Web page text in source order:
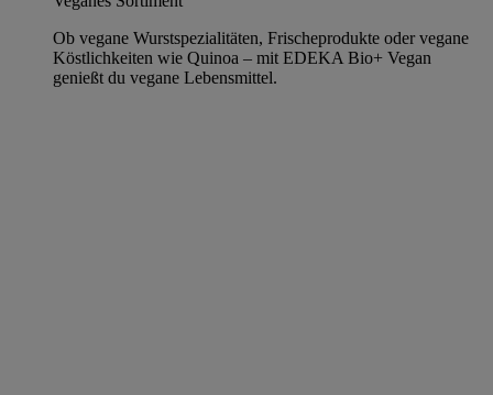
Ob vegane Wurstspezialitäten, Frischeprodukte oder vegane
Köstlichkeiten wie Quinoa – mit EDEKA Bio+ Vegan
genießt du vegane Lebensmittel.